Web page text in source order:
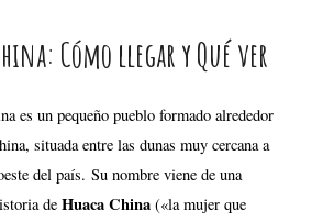
Cómo llegar y Qué ver
es un pequeño pueblo formado alrededor
situada entre las dunas muy cercana a
del país. Su nombre viene de una
deHuaca China («la mujer que